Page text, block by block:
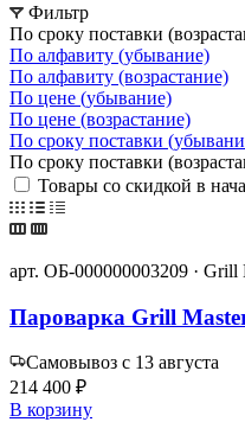
Фильтр
По сроку поставки
По алфавиту (убывание)
По алфавиту (возрастание)
По цене (убывание)
По цене (возрастание)
По сроку поставки
По сроку поставки
Товары со скидкой в
арт. ОБ-000000003209 · Grill
Пароварка Grill
Самовывоз с 13 августа
214 400 ₽
В корзину